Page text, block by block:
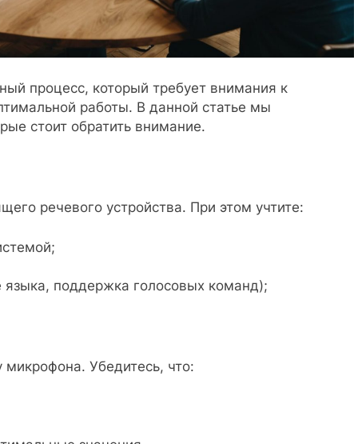
процесс, который требует внимания к
работы. В данной статье мы
стоит обратить внимание.
речевого устройства. При этом учтите:
языка, поддержка голосовых команд);
Убедитесь, что: